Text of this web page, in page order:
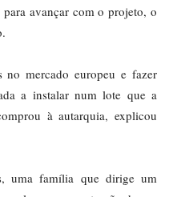
para avançar com o projeto, o
mercado europeu e fazer
a instalar num lote que a
à autarquia, explicou
uma família que dirige um